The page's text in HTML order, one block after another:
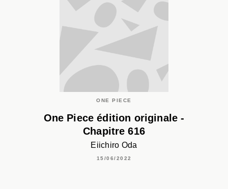
ONE PIECE
One Piece édition originale -
Chapitre 616
Eiichiro Oda
15/06/2022